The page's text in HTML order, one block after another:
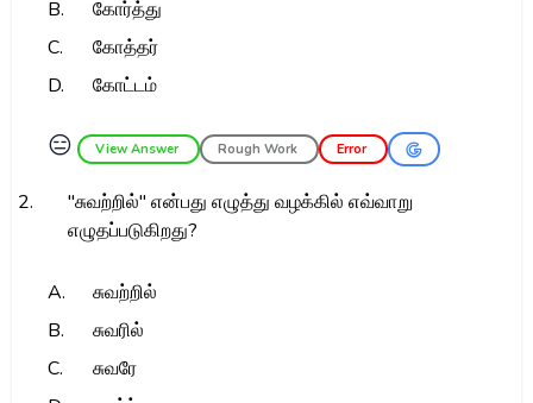
B.
கோர்த்து
C.
கோத்தர்
D.
கோட்டம்
😑 View Answer Rough Work Error
2.
"சுவற்றில்" என்பது எழுத்து வழக்கில் எவ்வாறு
எழுதப்படுகிறது?
A.
சுவற்றில்
B.
சுவரில்
C.
சுவரே